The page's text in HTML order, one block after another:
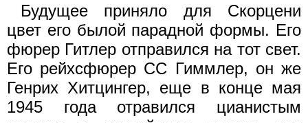
Будущее приняло для Скорцени
цвет его былой парадной формы. Его
фюрер Гитлер отправился на тот свет.
Его рейхсфюрер СС Гиммлер, он же
Генрих Хитцингер, еще в конце мая
1945 года отравился цианистым